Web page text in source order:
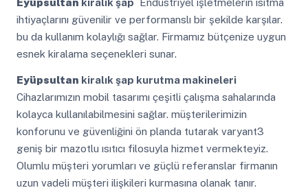
Eyüpsultan kiralık şap Endüstriyel işletmelerin ısıtma
ihtiyaçlarını güvenilir ve performanslı bir şekilde karşılar.
bu da kullanım kolaylığı sağlar. Firmamız bütçenize uygun
esnek kiralama seçenekleri sunar.
Eyüpsultan kiralık şap kurutma makineleri
Cihazlarımızın mobil tasarımı çeşitli çalışma sahalarında
kolayca kullanılabilmesini sağlar. müşterilerimizin
konforunu ve güvenliğini ön planda tutarak varyant3
geniş bir mazotlu ısıtıcı filosuyla hizmet vermekteyiz.
Olumlu müşteri yorumları ve güçlü referanslar firmanın
uzun vadeli müşteri ilişkileri kurmasına olanak tanır.